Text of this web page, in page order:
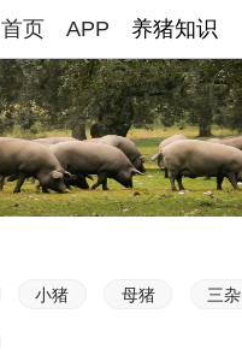
首页 APP 养猪知识
小猪 母猪 三杂